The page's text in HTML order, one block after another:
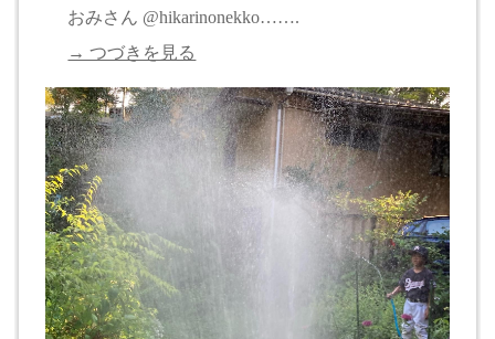
おみさん @hikarinonekko…….
→ つづきを見る